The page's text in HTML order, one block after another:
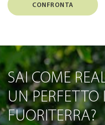
CONFRONTA
SAI COME
UN
FUORITERRA?